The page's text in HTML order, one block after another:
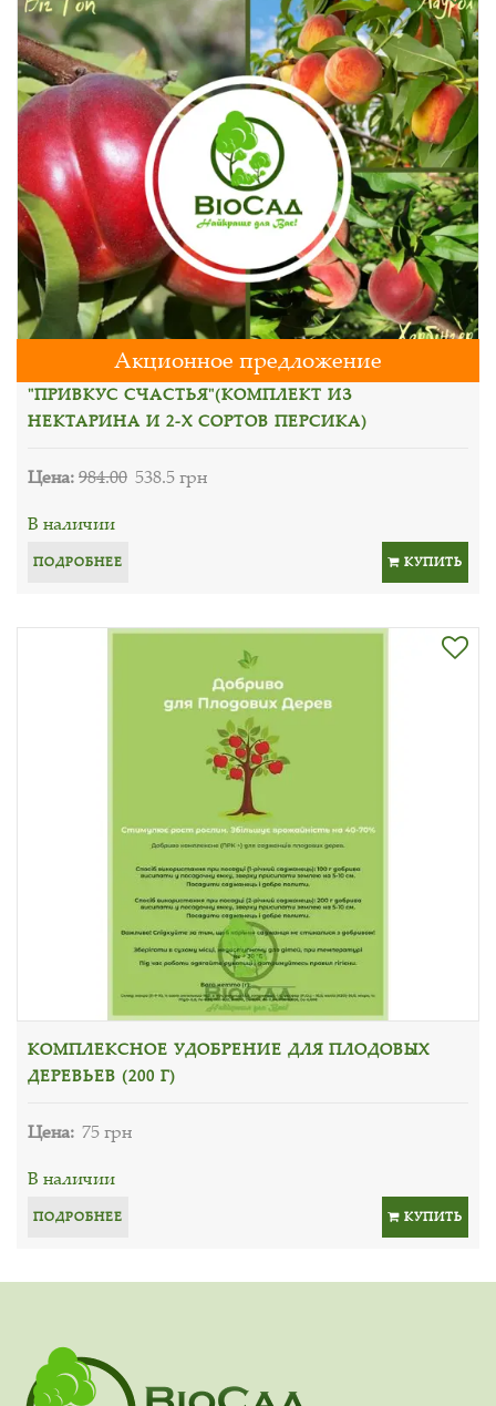
Акционное предложение
"ПРИВКУС СЧАСТЬЯ"(КОМПЛЕКТ ИЗ
НЕКТАРИНА И 2-Х СОРТОВ ПЕРСИКА)
Цена:984.00 538.5 грн
В наличии
ПОДРОБНЕЕ КУПИТЬ
КОМПЛЕКСНОЕ УДОБРЕНИЕ ДЛЯ ПЛОДОВЫХ
ДЕРЕВЬЕВ (200 Г)
Цена: 75 грн
В наличии
ПОДРОБНЕЕ КУПИТЬ